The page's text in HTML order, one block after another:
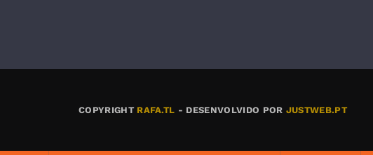
COPYRIGHT RAFA.TL - DESENVOLVIDO POR JUSTWEB.PT